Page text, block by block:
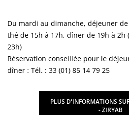
Du mardi au dimanche, déjeuner
thé de 15h à 17h, dîner de 19h à 2h
23h)
Réservation conseillée pour le
dîner : Tél. : 33 (01) 85 14 79 25
PLUS D'INFORMATIONS
- ZIRYAB